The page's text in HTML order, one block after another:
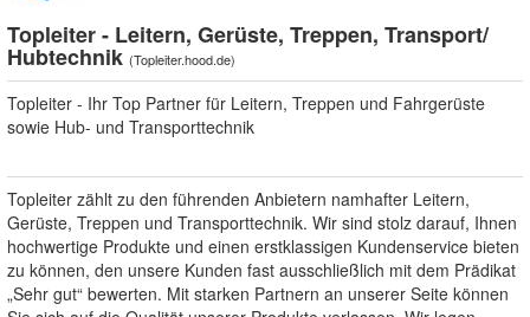
Topleiter - Leitern, Gerüste, Treppen, Transport/
Hubtechnik (Topleiter.hood.de)
Topleiter - Ihr Top Partner für Leitern, Treppen und Fahrgerüste
sowie Hub- und Transporttechnik
Topleiter zählt zu den führenden Anbietern namhafter Leitern,
Gerüste, Treppen und Transporttechnik. Wir sind stolz darauf, Ihnen
hochwertige Produkte und einen erstklassigen Kundenservice bieten
zu können, den unsere Kunden fast ausschließlich mit dem Prädikat
„Sehr gut“ bewerten. Mit starken Partnern an unserer Seite können